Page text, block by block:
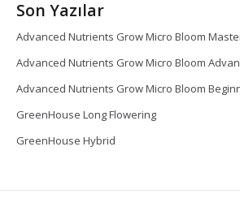
Son Yazılar
Advanced Nutrients Grow Micro Bloom
Advanced Nutrients Grow Micro Bloom
Advanced Nutrients Grow Micro Bloom
GreenHouse Long Flowering
GreenHouse Hybrid